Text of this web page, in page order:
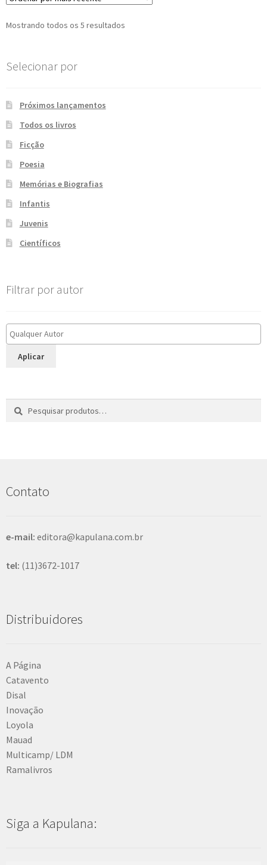
Mostrando todos os 5 resultados
Selecionar por
Próximos lançamentos
Todos os livros
Ficção
Poesia
Memórias e Biografias
Infantis
Juvenis
Científicos
Filtrar por autor
Aplicar
Pesquisar
a
Contato
e-mail: editora@kapulana.com.br
tel: (11)3672-1017
Distribuidores
A Página
Catavento
Disal
Inovação
Loyola
Mauad
Multicamp/ LDM
Ramalivros
Siga a Kapulana: